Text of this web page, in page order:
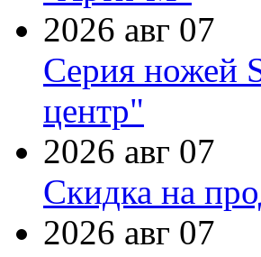
2026 авг 07
Серия ножей
центр"
2026 авг 07
Скидка на
2026 авг 07